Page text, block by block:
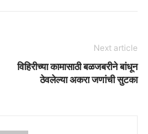
Next article
विहिरीच्या कामासाठी बळजबरीने बांधून
ठेवलेल्या अकरा जणांची सुटका